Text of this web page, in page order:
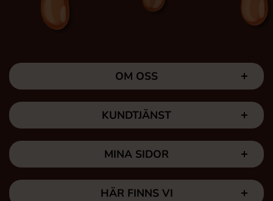
OM OSS
KUNDTJÄNST
MINA SIDOR
HÄR FINNS VI